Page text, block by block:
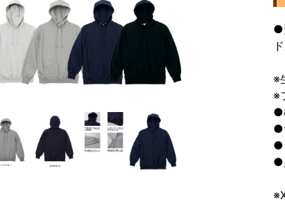
●
※
※
●
●
●
●